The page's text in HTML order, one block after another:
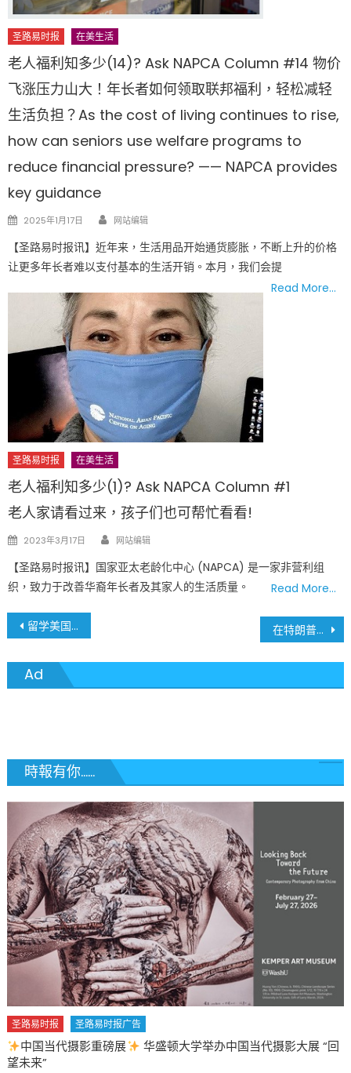
圣路易时报 在美生活
老人福利知多少(14)? Ask NAPCA Column #14 物价
飞涨压力山大！年长者如何领取联邦福利，轻松减轻
生活负担？As the cost of living continues to rise,
how can seniors use welfare programs to
reduce financial pressure? —— NAPCA provides
key guidance
Posted
2025年1月17日 Author
网站编辑
【圣路易时报讯】近年来，生活用品开始通货膨胀，不断上升的价格
让更多年长者难以支付基本的生活开销。本月，我们会提
Read More…
圣路易时报 在美生活
老人福利知多少(1)? Ask NAPCA Column #1
老人家请看过来，孩子们也可帮忙看看!
Posted
2023年3月17日 Author
网站编辑
【圣路易时报讯】国家亚太老龄化中心 (NAPCA) 是一家非营利组
织，致力于改善华裔年长者及其家人的生活质量。
Read More…
文
章
導
留学美国黄金时代正在远去! 新规或将限制签证期限最多四年，读博恐怕不够用！ 在特朗普军事化城市安全趋势下，圣路易斯必须夺回警察管理权
Ad
時報有你......
圣路易时报广告
重磅展 华盛顿大学举办中国当代摄影大展 “回 圣路易时报